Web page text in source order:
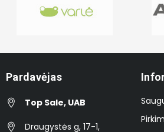
Pardavėjas
Top Sale, UAB
Draugystės g, 17-1,